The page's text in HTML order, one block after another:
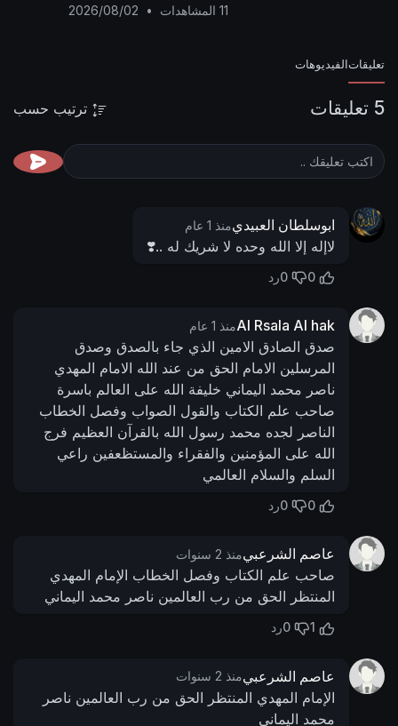
11 المشاهدات
•
2026/08/02
تعليقات الفيديوهات
5 تعليقات ترتيب حسب
ابوسلطان العبيديمنذ 1 عام
لاإله إلا الله وحده لا شريك له ..❣️
0
0رد
Al Rsala Al hakمنذ 1 عام
صدق الصادق الامين الذي جاء بالصدق وصدق
المرسلين الامام الحق من عند الله الامام المهدي
ناصر محمد اليماني خليفة الله على العالم باسرة
صاحب علم الكتاب والقول الصواب وفصل الخطاب
الناصر لجده محمد رسول الله بالقرآن العظيم فرج
الله على المؤمنين والفقراء والمستظعفين راعي
السلم والسلام العالمي
0
0رد
عاصم الشرعبيمنذ 2 سنوات
صاحب علم الكتاب وفصل الخطاب الإمام المهدي
المنتظر الحق من رب العالمين ناصر محمد اليماني
1
0رد
عاصم الشرعبيمنذ 2 سنوات
الإمام المهدي المنتظر الحق من رب العالمين ناصر
محمد اليماني